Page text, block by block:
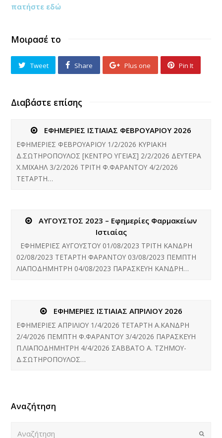
πατήστε εδώ
Μοιρασέ το
Tweet Share Plus one Pin It
Διαβάστε επίσης
ΕΦΗΜΕΡΙΕΣ ΙΣΤΙΑΙΑΣ ΦΕΒΡΟΥΑΡΙΟΥ 2026
ΕΦΗΜΕΡΙΕΣ ΦΕΒΡΟΥΑΡΙΟΥ 1/2/2026 ΚΥΡΙΑΚΗ
Δ.ΣΩΤΗΡΟΠΟΥΛΟΣ [ΚΕΝΤΡΟ ΥΓΕΙΑΣ] 2/2/2026 ΔΕΥΤΕΡΑ
Χ.ΜΙΧΑΗΛ 3/2/2026 ΤΡΙΤΗ Φ.ΦΑΡΑΝΤΟΥ 4/2/2026
ΤΕΤΑΡΤΗ…
ΑΥΓΟΥΣΤΟΣ 2023 – Εφημερίες Φαρμακείων
Ιστιαίας
ΕΦΗΜΕΡΙΕΣ ΑΥΓΟΥΣΤΟΥ 01/08/2023 ΤΡΙΤΗ ΚΑΝΔΡΗ
02/08/2023 ΤΕΤΑΡΤΗ ΦΑΡΑΝΤΟΥ 03/08/2023 ΠΕΜΠΤΗ
ΛΙΑΠΟΔΗΜΗΤΡΗ 04/08/2023 ΠΑΡΑΣΚΕΥΗ ΚΑΝΔΡΗ…
ΕΦΗΜΕΡΙΕΣ ΙΣΤΙΑΙΑΣ ΑΠΡΙΛΙΟΥ 2026
ΕΦΗΜΕΡΙΕΣ ΑΠΡΙΛΙΟΥ 1/4/2026 ΤΕΤΑΡΤΗ Α.ΚΑΝΔΡΗ
2/4/2026 ΠΕΜΠΤΗ Φ.ΦΑΡΑΝΤΟΥ 3/4/2026 ΠΑΡΑΣΚΕΥΗ
Π.ΛΙΑΠΟΔΗΜΗΤΡΗ 4/4/2026 ΣΑΒΒΑΤΟ Α. ΤΖΗΜΟΥ-
Δ.ΣΩΤΗΡΟΠΟΥΛΟΣ…
Αναζήτηση
Submit